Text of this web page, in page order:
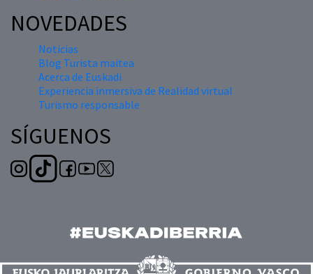
NOVEDADES
Noticias
Blog Turista maitea
Acerca de Euskadi
Experiencia inmersiva de Realidad virtual
Turismo responsable
SÍGUENOS